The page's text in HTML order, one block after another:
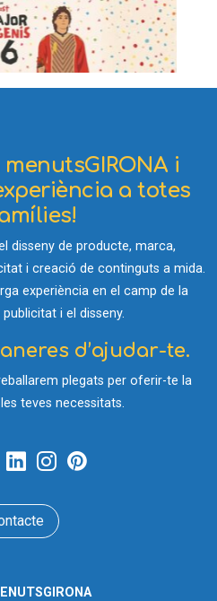
i
a totes
disseny de producte, marca,
i creació de continguts a mida.
experiència en el camp de la
i el disseny.
d’ajudar-te.
plegats per oferir-te la
teves necessitats.